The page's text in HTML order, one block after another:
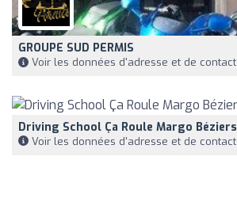
GROUPE SUD PERMIS
Voir les données d'adresse et de contact
Driving School Ça Roule Margo Béziers
Voir les données d'adresse et de contact